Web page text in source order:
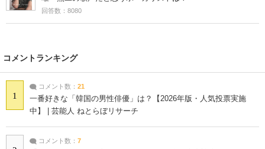
回答数：8080
コメントランキング
1
コメント数： 21
一番好きな「韓国の男性俳優」は？【2026年版・人気投票実施
中】 | 芸能人 ねとらぼリサーチ
コメント数： 7